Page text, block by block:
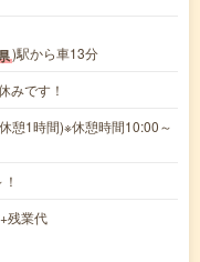
)駅から車13分
みです！
1時間)※休憩時間10:00～
残業代